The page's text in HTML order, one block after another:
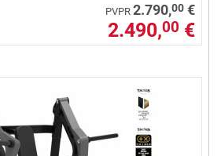
PVPR 2.790,00 €
2.490,00 €